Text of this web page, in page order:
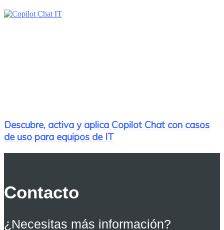
Descubre, activa y aplica Copilot Chat con casos
de uso para equipos de IT
Contacto
¿Necesitas más información?